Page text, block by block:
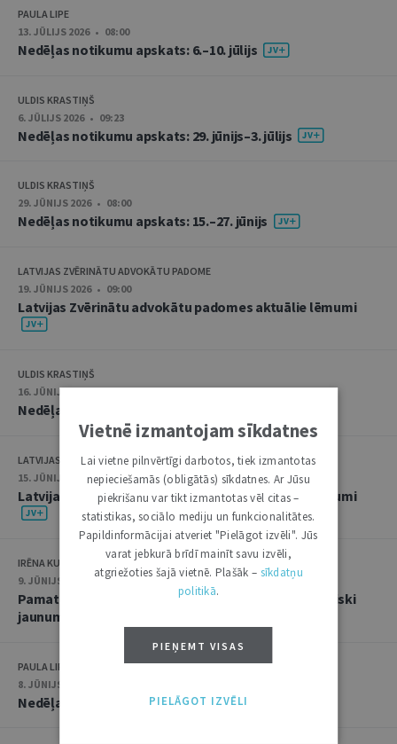
PAULA LIPE
13. JŪLIJS 2026 • 08:00
Nedēļas notikumu apskats: 6.–10. jūlijs
ULDIS KRASTIŅŠ
6. JŪLIJS 2026 • 09:23
Nedēļas notikumu apskats: 29. jūnijs–3. jūlijs
ULDIS KRASTIŅŠ
29. JŪNIJS 2026 • 08:00
Nedēļas notikumu apskats: 15.–27. jūnijs
LATVIJAS ZVĒRINĀTU ADVOKĀTU PADOME
19. JŪNIJS 2026 • 09:00
Latvijas Zvērinātu advokātu padomes aktuālie lēmumi
ULDIS KRASTIŅŠ
16. JŪNIJS 2026 • 08:00
Nedēļas notikumu apskats: 8.-12. jūnijs
LATVIJAS ZVĒRINĀTU ADVOKĀTU PADOME
15. JŪNIJS 2026 • 14:22
Latvijas Zvērinātu advokātu padomes aktuālie lēmumi
IRĒNA KUCINA
9. JŪNIJS 2026
Pamattiesību aizsardzība kļūst vēl pieejamāka: būtiski
jaunumi Satversmes tiesā
PAULA LIPE
8. JŪNIJS 2026 • 08:00
Nedēļas notikumu apskats: 1.–5. jūnijs
Vietnē izmantojam sīkdatnes
Lai vietne pilnvērtīgi darbotos, tiek izmantotas
nepieciešamās (obligātās) sīkdatnes. Ar Jūsu
piekrišanu var tikt izmantotas vēl citas –
statistikas, sociālo mediju un funkcionalitātes.
Papildinformācijai atveriet "Pielāgot izvēli". Jūs
varat jebkurā brīdī mainīt savu izvēli,
atgriežoties šajā vietnē. Plašāk – sīkdatņu
politikā.
PIEŅEMT VISAS
PIELĀGOT IZVĒLI